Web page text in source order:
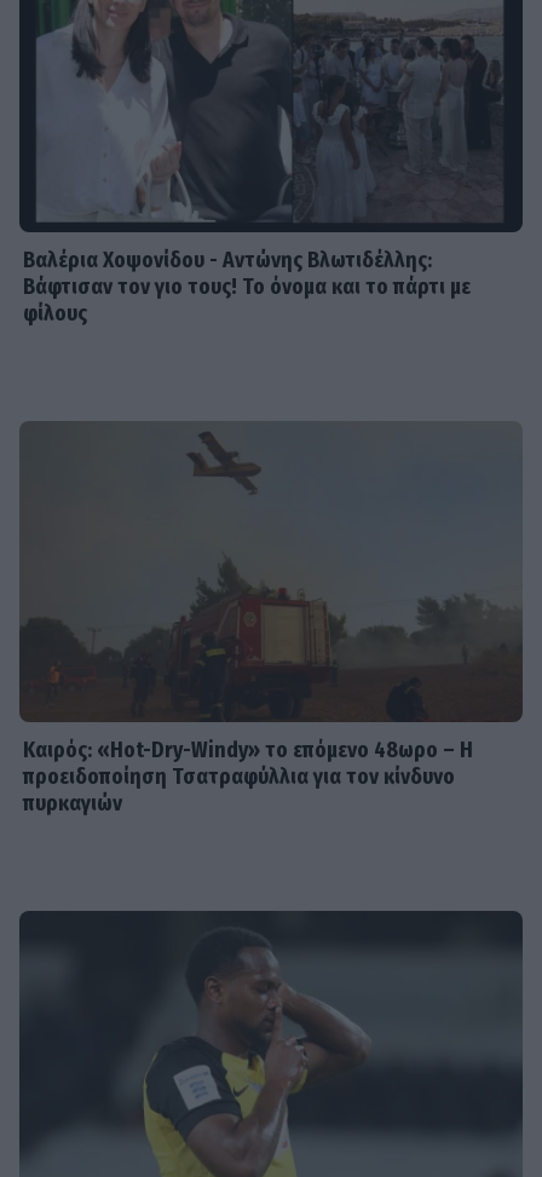
Βαλέρια Χοψονίδου - Αντώνης Βλωτιδέλλης:
Βάφτισαν τον γιο τους! Το όνομα και το πάρτι με
φίλους
Καιρός: «Hot-Dry-Windy» το επόμενο 48ωρο – Η
προειδοποίηση Τσατραφύλλια για τον κίνδυνο
πυρκαγιών